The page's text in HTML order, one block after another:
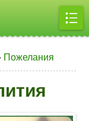
Пожелания